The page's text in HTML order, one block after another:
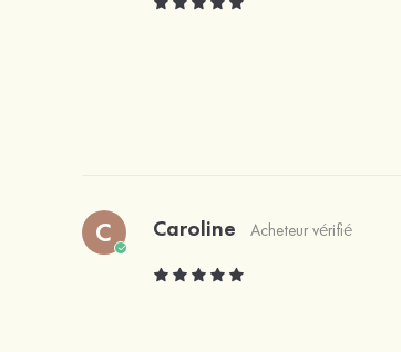
C Caroline Acheteur vérifié